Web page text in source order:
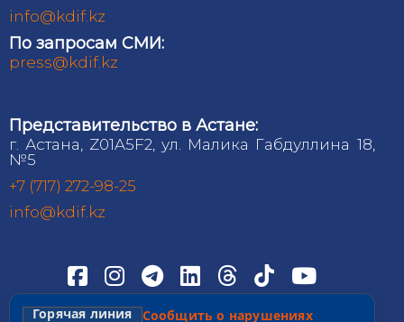
info@kdif.kz
По запросам СМИ:
press@kdif.kz
Представительство в Астане:
г. Астана, Z01A5F2, ул. Малика Габдуллина 18,
№5
+7 (717) 272-98-25
info@kdif.kz
Горячая линия Сообщить о нарушениях